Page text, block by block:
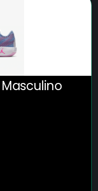
Masculino